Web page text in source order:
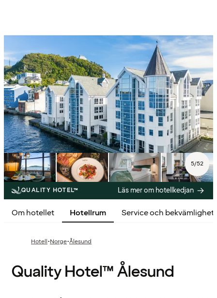
5/52
QUALITY HOTEL™ Läs mer om hotellkedjan
Om hotellet Hotellrum Service och
Hotell·Norge·Ålesund
Quality Hotel™ Ålesund